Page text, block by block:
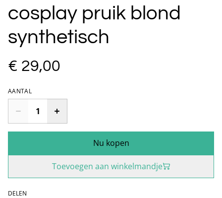
cosplay pruik blond
synthetisch
€ 29,00
AANTAL
Nu kopen
Toevoegen aan winkelmandje
DELEN